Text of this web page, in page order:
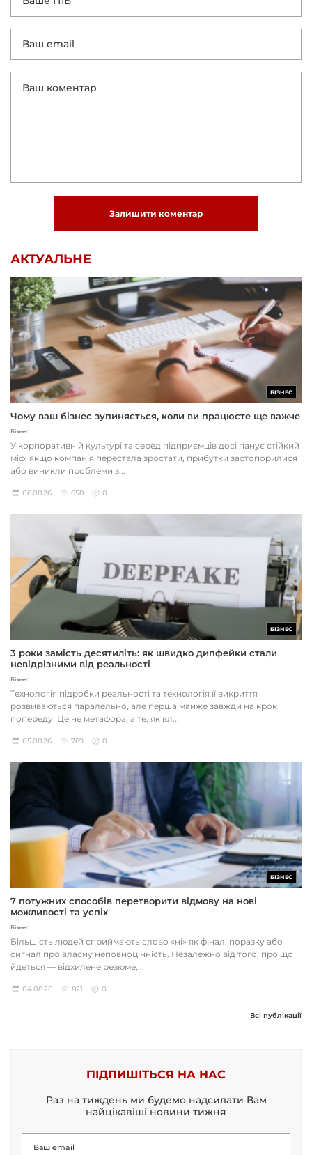
Залишити коментар
АКТУАЛЬНЕ
БІЗНЕС
Чому ваш бізнес зупиняється, коли ви працюєте ще важче
Бізнес
У корпоративній культурі та серед підприємців досі панує стійкий
міф: якщо компанія перестала зростати, прибутки застопорилися
або виникли проблеми з...
06.08.26 658 0
БІЗНЕС
3 роки замість десятиліть: як швидко дипфейки стали
невідрізними від реальності
Бізнес
Технологія підробки реальності та технологія її викриття
розвиваються паралельно, але перша майже завжди на крок
попереду. Це не метафора, а те, як вл...
05.08.26 789 0
БІЗНЕС
7 потужних способів перетворити відмову на нові
можливості та успіх
Бізнес
Більшість людей сприймають слово «ні» як фінал, поразку або
сигнал про власну неповноцінність. Незалежно від того, про що
йдеться — відхилене резюме,...
04.08.26 821 0
Всі публікації
ПІДПИШІТЬСЯ НА НАС
Раз на тиждень ми будемо надсилати Вам
найцікавіші новини тижня